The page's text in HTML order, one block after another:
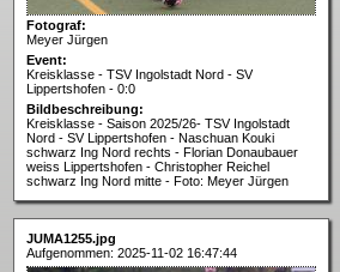
Fotograf:
Meyer Jürgen
Event:
Kreisklasse - TSV Ingolstadt Nord - SV
Lippertshofen - 0:0
Bildbeschreibung:
Kreisklasse - Saison 2025/26- TSV Ingolstadt
Nord - SV Lippertshofen - Naschuan Kouki
schwarz Ing Nord rechts - Florian Donaubauer
weiss Lippertshofen - Christopher Reichel
schwarz Ing Nord mitte - Foto: Meyer Jürgen
JUMA1255.jpg
Aufgenommen: 2025-11-02 16:47:44